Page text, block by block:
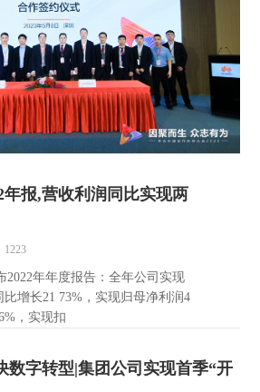
年报,营收利润同比实现两
1223
2022年年度报告：全年公司实现
增长21 73%，实现归母净利润4
，实现扣
数字转型|集团公司实现首季“开